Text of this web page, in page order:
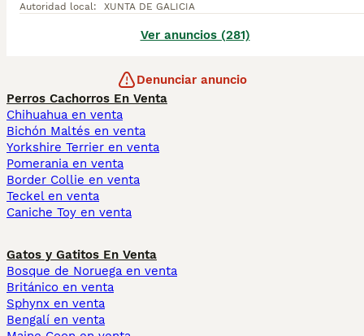
Autoridad local: XUNTA DE GALICIA
Ver anuncios (281)
Denunciar anuncio
Perros Cachorros En Venta
Chihuahua en venta
Bichón Maltés en venta
Yorkshire Terrier en venta
Pomerania en venta
Border Collie en venta
Teckel en venta
Caniche Toy en venta
Gatos y Gatitos En Venta
Bosque de Noruega en venta
Británico en venta
Sphynx en venta
Bengalí en venta